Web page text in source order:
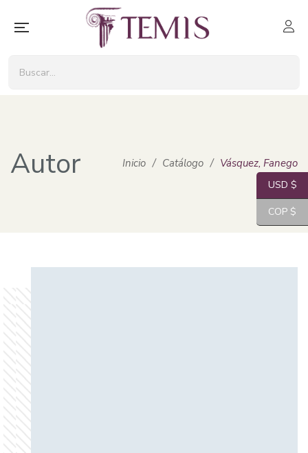
Autor Inicio / Catálogo / Vásquez, Fanego
USD $
COP $